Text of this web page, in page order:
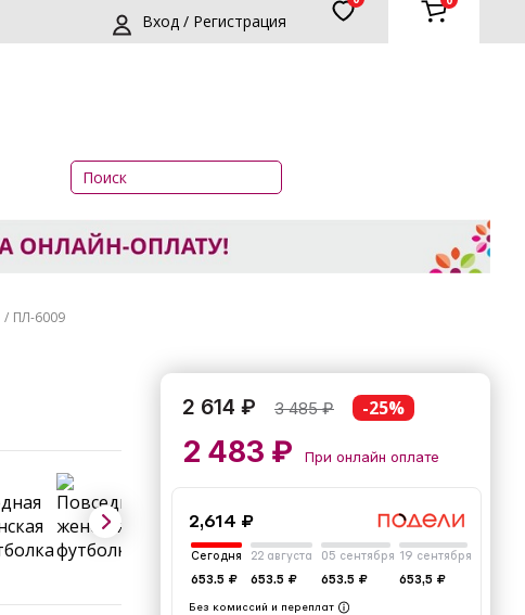
Вход / Регистрация
ПЛ-6009
2 614 ₽ 3 485₽ -25%
2 483 ₽ При онлайн оплате
2,614 ₽
Сегодня
653.5 ₽
22 августа
653.5 ₽
05 сентября
653.5 ₽
19 сентября
653,5 ₽
Без комиссий и переплат